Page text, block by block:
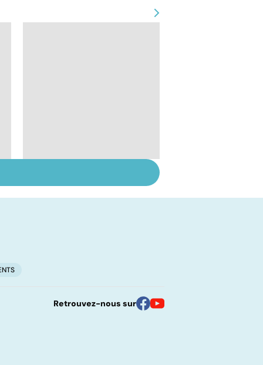
un syndrome mal
Retrouvez-nous sur